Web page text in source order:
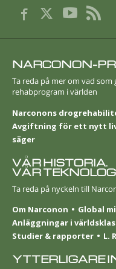
NARCONON-
Ta reda på mer om vad
rehabprogram i världen
Narconons
Avgiftning för ett nytt
säger
VÅR HISTORIA.
VÅR
Ta reda på nyckeln till
Om Narconon
Global
Anläggningar i
Studier & rapporter
L.
YTTERLIGARE